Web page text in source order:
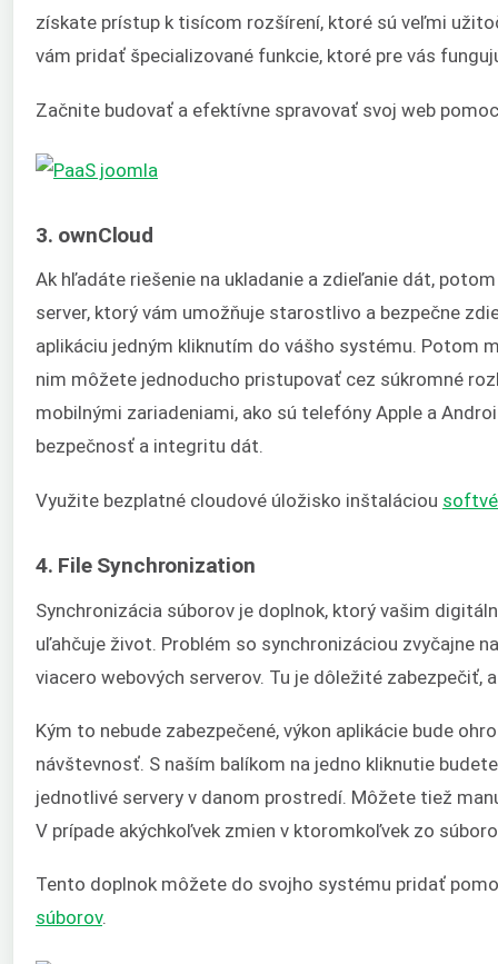
získate prístup k tisícom rozšírení, ktoré sú veľmi
vám pridať špecializované funkcie, ktoré pre vás
Začnite budovať a efektívne spravovať svoj web
3. ownCloud
Ak hľadáte riešenie na ukladanie a zdieľanie dát,
server, ktorý vám umožňuje starostlivo a bezpečne
aplikáciu jedným kliknutím do vášho systému. Potom
nim môžete jednoducho pristupovať cez súkromné
mobilnými zariadeniami, ako sú telefóny Apple a
bezpečnosť a integritu dát.
Využite bezplatné cloudové úložisko inštaláciou
4. File Synchronization
Synchronizácia súborov je doplnok, ktorý vašim
uľahčuje život. Problém so synchronizáciou zvyčajne
viacero webových serverov. Tu je dôležité
Kým to nebude zabezpečené, výkon aplikácie bude
návštevnosť. S naším balíkom na jedno kliknutie
jednotlivé servery v danom prostredí. Môžete tiež
V prípade akýchkoľvek zmien v ktoromkoľvek zo
Tento doplnok môžete do svojho systému pridať
súborov.